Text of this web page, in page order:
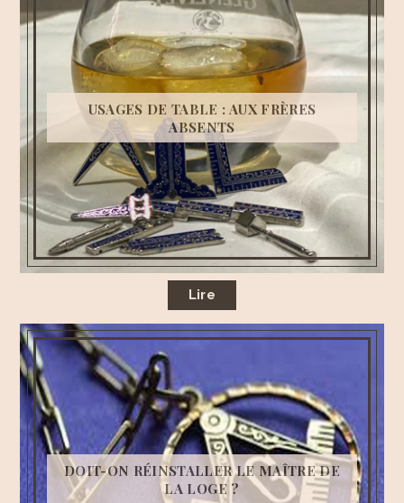
USAGES DE TABLE : AUX FRÈRES
ABSENTS
Lire
DOIT-ON RÉINSTALLER LE MAÎTRE DE
LA LOGE ?